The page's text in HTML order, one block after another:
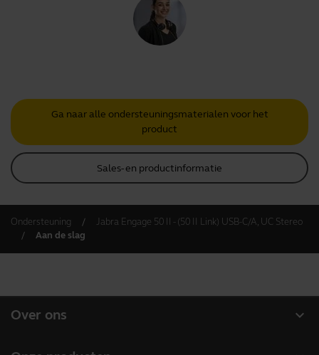
Ga naar alle ondersteuningsmaterialen voor het
product
Sales- en productinformatie
Ondersteuning
Jabra Engage 50 II - (50 II Link) USB-C/A, UC Stereo
Aan de slag
expand_more
Over ons